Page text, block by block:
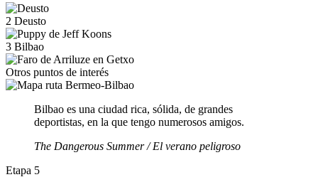
2 Deusto
3 Bilbao
Otros puntos de interés
Bilbao es una ciudad rica, sólida, de grandes
deportistas, en la que tengo numerosos amigos.
The Dangerous Summer / El verano peligroso
Etapa 5